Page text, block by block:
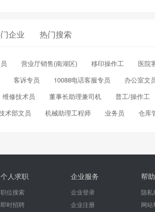
企业 热门搜索
营业厅销售(南湖区) 移印操作工
医院
客诉专员 10088电话客服专员
办公室文
维修技术员 董事长助理兼司机
普工/操作工
术部文员 机械助理工程师 业务员 仓库
个人求职
职位搜索
即时招聘
企业服务
企业登录
企业注册
帮
隐私
网站